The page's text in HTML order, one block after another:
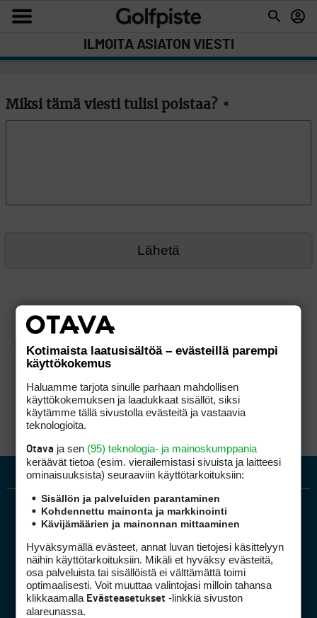
ILMOITA ASIATON VIESTI
Miksi tämä viesti tulisi poistaa? *
Golfpiste mediakortti
Kotimaista laatusisältöä – evästeillä parempi
käyttökokemus
Haluamme tarjota sinulle parhaan mahdollisen
käyttökokemuksen ja laadukkaat sisällöt, siksi
käytämme tällä sivustolla evästeitä ja vastaavia
teknologioita.
Otava ja sen (95) teknologia- ja mainoskumppania
keräävät tietoa (esim. vierailemis­tasi sivuista ja laitteesi
ominaisuuk­sista) seuraaviin käyttötarkoituksiin:
Sisällön ja palveluiden parantaminen
Kohdennettu mainonta ja markkinointi
Kävijämäärien ja mainonnan mittaaminen
Hyväksymällä evästeet, annat luvan tietojesi käsittelyyn
näihin käyttötarkoituksiin. Mikäli et hyväksy evästeitä,
osa palveluista tai sisällöistä ei välttämättä toimi
optimaalisesti. Voit muuttaa valintojasi milloin tahansa
klikkaamalla Evästeasetukset -linkkiä sivuston
alareunassa.